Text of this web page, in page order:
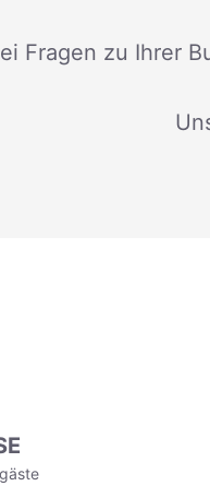
Fragen zu Ihrer